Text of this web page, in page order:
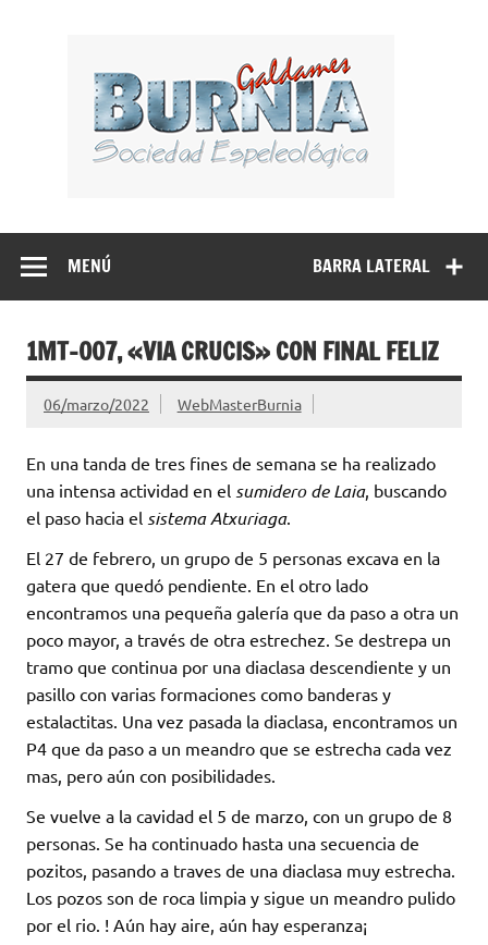
Espeleología Caving Encartaciones Bizkaia Galdames
Turtziotz -Trucios Karrantza – Carranza. Cueva, sima,
Leize, Kobazulo, CaveBARRA LATERAL
MENÚ
1MT-007, «VIA CRUCIS» CON FINAL FELIZ
06/marzo/2022 WebMasterBurnia
En una tanda de tres fines de semana se ha realizado
una intensa actividad en el sumidero de Laia, buscando
el paso hacia el sistema Atxuriaga.
El 27 de febrero, un grupo de 5 personas excava en la
gatera que quedó pendiente. En el otro lado
encontramos una pequeña galería que da paso a otra un
poco mayor, a través de otra estrechez. Se destrepa un
tramo que continua por una diaclasa descendiente y un
pasillo con varias formaciones como banderas y
estalactitas. Una vez pasada la diaclasa, encontramos un
P4 que da paso a un meandro que se estrecha cada vez
mas, pero aún con posibilidades.
Se vuelve a la cavidad el 5 de marzo, con un grupo de 8
personas. Se ha continuado hasta una secuencia de
pozitos, pasando a traves de una diaclasa muy estrecha.
Los pozos son de roca limpia y sigue un meandro pulido
por el rio. ! Aún hay aire, aún hay esperanza¡